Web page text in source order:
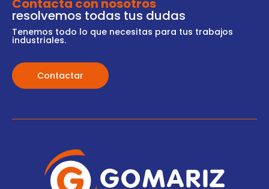
Contacta con nosotros
resolvemos todas tus dudas
Tenemos todo lo que necesitas para tus trabajos
industriales.
Contactar